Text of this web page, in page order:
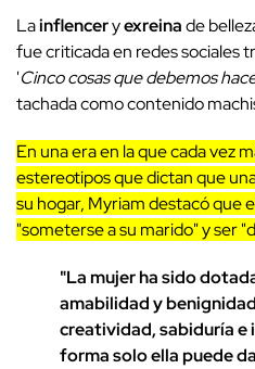
Lainflenceryexreinade
fue criticada en redes sociales
'Cinco cosas que debemos
tachada como contenido
En una era en la que cada vez
estereotipos que dictan que
su hogar, Myriam destacó que
"someterse a su marido" y ser
"La mujer ha sido
amabilidad y
creatividad, sabiduría e
forma solo ella puede